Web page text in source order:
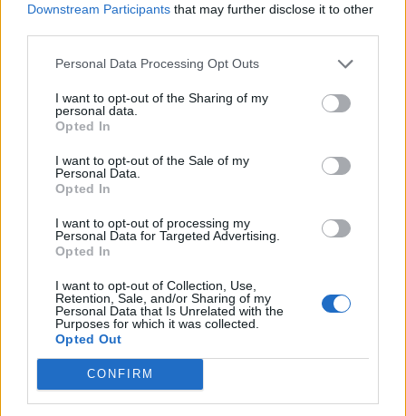
Downstream Participants that may further disclose it to other
Personal Data Processing Opt Outs
I want to opt-out of the Sharing of my
personal data.
Opted In
I want to opt-out of the Sale of my
Personal Data.
Opted In
I want to opt-out of processing my
Personal Data for Targeted Advertising.
Opted In
I want to opt-out of Collection, Use,
Retention, Sale, and/or Sharing of my
Personal Data that Is Unrelated with the
Purposes for which it was collected.
Opted Out
CONFIRM